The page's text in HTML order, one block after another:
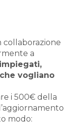
collaborazione
a
vogliano
i 500€ della
modo: